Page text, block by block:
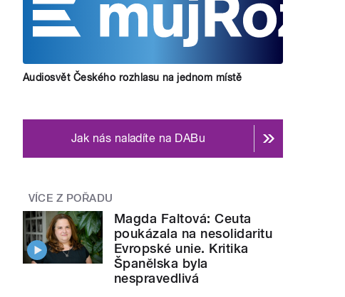
Audiosvět Českého rozhlasu na jednom místě
Jak nás naladíte na DABu
VÍCE Z POŘADU
Magda Faltová: Ceuta
poukázala na nesolidaritu
Evropské unie. Kritika
Španělska byla
nespravedlivá